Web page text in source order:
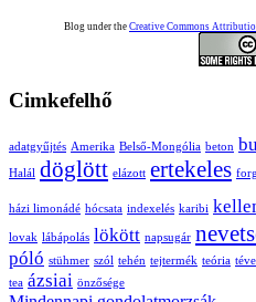
Blog under the Creative Commons
Cimkefelhő
adatgyűjtés Amerika Belső-Mongólia beton
Halál döglött elázott ertekeles
házi limonádé hócsata indexelés karibi
lovak lábápolás lökött napsugár
póló stühmer szól tehén tejtermék teória
tea ázsiai önzősége